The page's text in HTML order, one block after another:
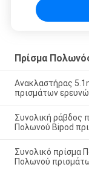
Πρίσμα
Ανακλαστήρας
πρισμάτων
Συνολική ράβδος
Πολωνού Bipod
Συνολικό πρίσμα
Πολωνού